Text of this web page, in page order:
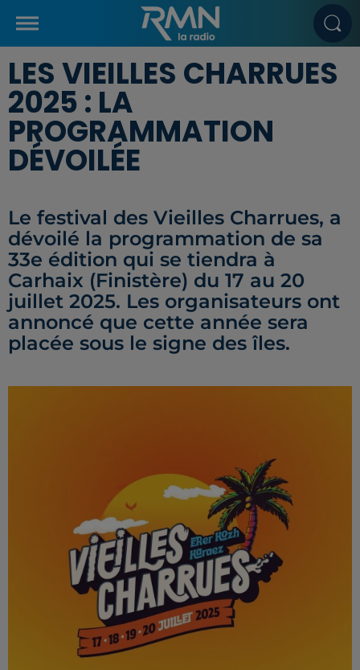
LES VIEILLES CHARRUES
2025 : LA
PROGRAMMATION
DÉVOILÉE
Le festival des Vieilles Charrues, a
dévoilé la programmation de sa
33e édition qui se tiendra à
Carhaix (Finistère) du 17 au 20
juillet 2025. Les organisateurs ont
annoncé que cette année sera
placée sous le signe des îles.